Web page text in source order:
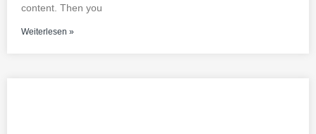
content. Then you
Weiterlesen »